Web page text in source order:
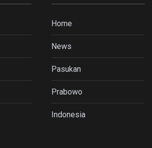
Home
News
Pasukan
Prabowo
Indonesia